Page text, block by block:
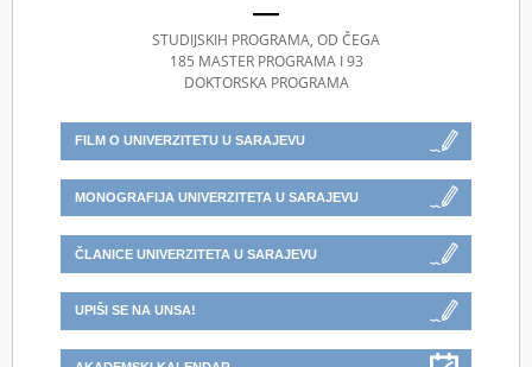
STUDIJSKIH PROGRAMA, OD ČEGA
185 MASTER PROGRAMA I 93
DOKTORSKA PROGRAMA
FILM O UNIVERZITETU U SARAJEVU
MONOGRAFIJA UNIVERZITETA U SARAJEVU
ČLANICE UNIVERZITETA U SARAJEVU
UPIŠI SE NA UNSA!